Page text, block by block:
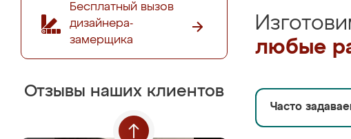
Бесплатный вызов
дизайнера-
замерщика
Отзывы наших клиентов
любые
Часто